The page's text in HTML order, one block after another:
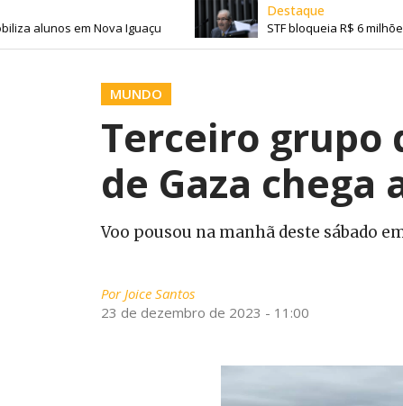
Destaque
STF bloqueia R$ 6 milhões
alunos em Nova Iguaçu
MUNDO
Terceiro grupo
de Gaza chega
Voo pousou na manhã deste sábado
PorJoice Santos
23 de dezembro de 2023 - 11:00